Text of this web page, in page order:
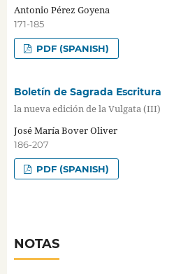
Antonio Pérez Goyena
171-185
PDF (SPANISH)
Boletín de Sagrada Escritura
la nueva edición de la Vulgata (III)
José María Bover Oliver
186-207
PDF (SPANISH)
NOTAS